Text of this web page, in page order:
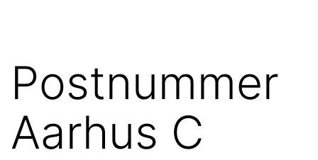
Postnummer
Aarhus C